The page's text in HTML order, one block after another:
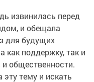
извинилась перед
и обещала
для будущих
как поддержку, так и
общественности.
тему и искать